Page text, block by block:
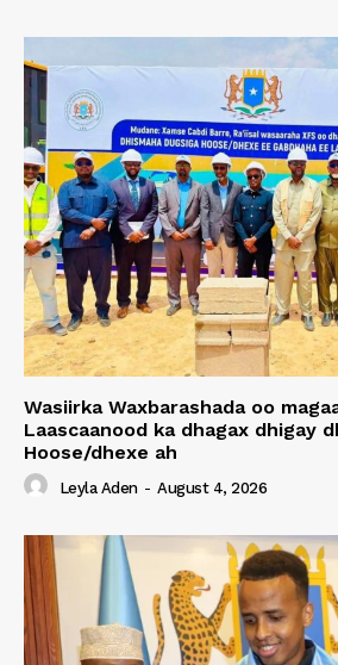
Wasiirka Waxbarashada oo
Laascaanood ka dhagax dhigay
Hoose/dhexe ah
Leyla Aden - August 4, 2026